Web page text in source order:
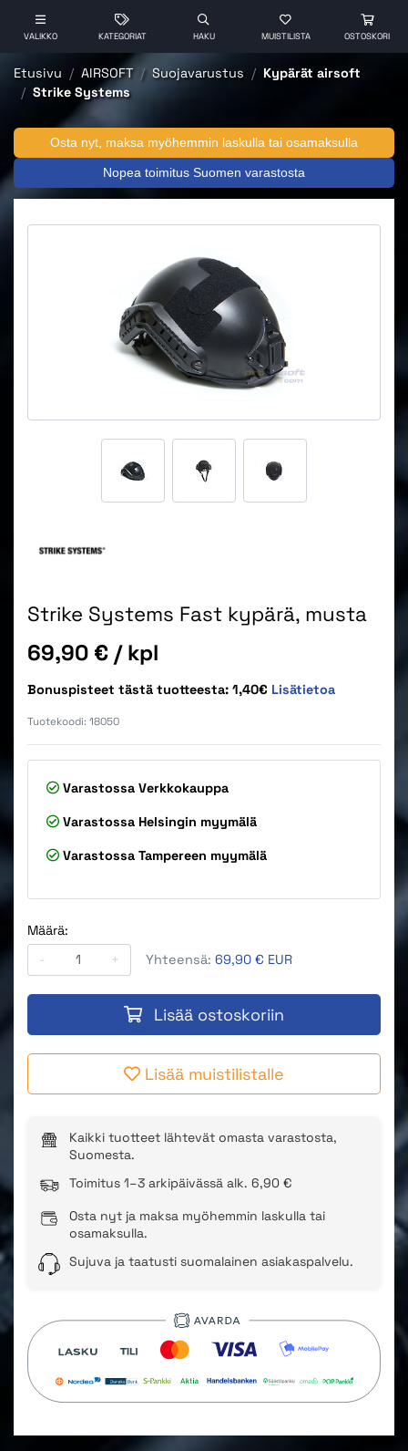
VALIKKO KATEGORIAT HAKU MUISTILISTA OSTOSKORI
Etusivu AIRSOFT Suojavarustus
Kypärät airsoft
Strike Systems
Osta nyt, maksa myöhemmin laskulla tai osamaksulla
Nopea toimitus Suomen varastosta
Strike Systems Fast kypärä, musta
Hinta
69,90 € / kpl
Bonuspisteet tästä tuotteesta: 1,40€ Lisätietoa
Tuotekoodi: 18050
Varastossa Verkkokauppa
Varastossa Helsingin myymälä
Varastossa Tampereen myymälä
Määrä:
-
+ Yhteensä: 69,90 € EUR
Lisää ostoskoriin
Lisää muistilistalle
Kaikki tuotteet lähtevät omasta varastosta,
Suomesta.
Toimitus 1–3 arkipäivässä alk. 6,90 €
Osta nyt ja maksa myöhemmin laskulla tai
osamaksulla.
Sujuva ja taatusti suomalainen asiakaspalvelu.